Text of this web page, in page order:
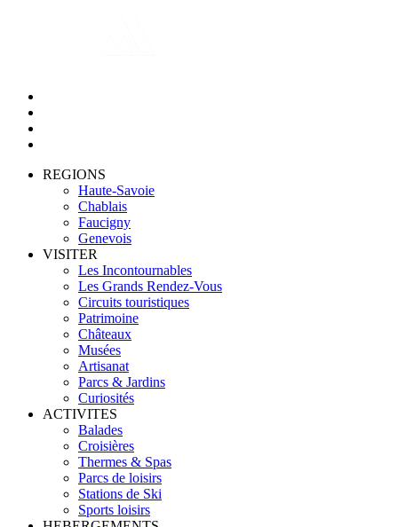
REGIONS
Haute-Savoie
Chablais
Faucigny
Genevois
VISITER
Les Incontournables
Les Grands Rendez-Vous
Circuits touristiques
Patrimoine
Châteaux
Musées
Artisanat
Parcs & Jardins
Curiosités
ACTIVITES
Balades
Croisières
Thermes & Spas
Parcs de loisirs
Stations de Ski
Sports loisirs